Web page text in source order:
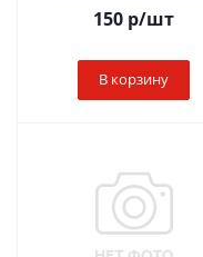
150 р/шт
В корзину